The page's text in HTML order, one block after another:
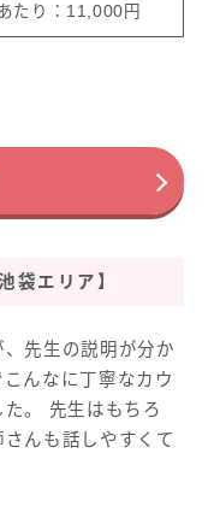
たり：11,000円
袋エリア】
先生の説明が分か
んなに丁寧なカウ
。 先生はもちろ
んも話しやすくて